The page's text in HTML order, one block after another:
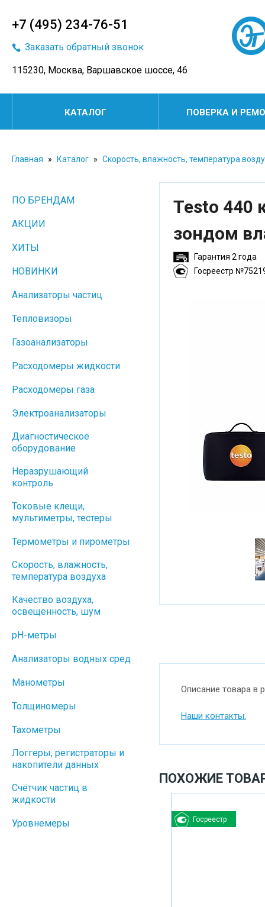
+7 (495) 234-76-51
Заказать обратный звонок
115230, Москва, Варшавское шоссе, 46
КАТАЛОГ ПОВЕРКА И
Главная » Каталог » Скорость, влажность, температура
Testo 440
зондом
Гарантия 2 года
Госреестр
Описание товара в
Наши контакты.
ПОХОЖИЕ
Госреестр
ПО БРЕНДАМ
АКЦИИ
ХИТЫ
НОВИНКИ
Анализаторы частиц
Тепловизоры
Газоанализаторы
Расходомеры жидкости
Расходомеры газа
Электроанализаторы
Диагностическое
оборудование
Неразрушающий
контроль
Токовые клещи,
мультиметры, тестеры
Термометры и пирометры
Скорость, влажность,
температура воздуха
Качество воздуха,
освещенность, шум
pH-метры
Анализаторы водных сред
Манометры
Толщиномеры
Тахометры
Логгеры, регистраторы и
накопители данных
Cчётчик частиц в
жидкости
Уровнемеры